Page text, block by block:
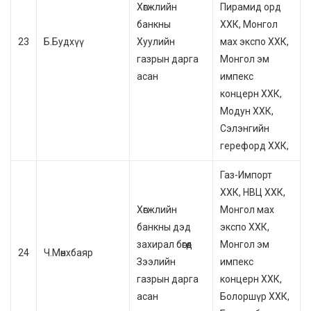
23 Б.Будхүү
Хөгжлийн
банкны
Хуулийн
газрын дарга
асан
Пирамид орд
ХХК, Монгол
мах экспо ХХК,
Монгол эм
импекс
концерн ХХК,
Модун ХХК,
Сэлэнгийн
герефорд ХХК,
24 Ч.Мөнхбаяр
Хөгжлийн
банкны дэд
захирал бөгөөд
Зээлийн
газрын дарга
асан
Газ-Импорт
ХХК, НВЦ ХХК,
Монгол мах
экспо ХХК,
Монгол эм
импекс
концерн ХХК,
Болоршүр ХХК,